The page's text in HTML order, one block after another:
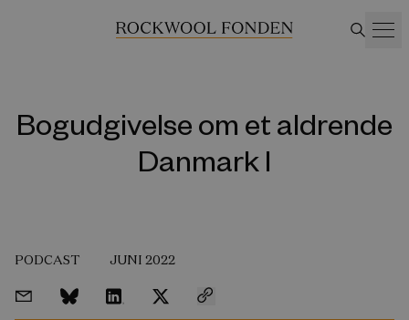
Bogudgivelse om et aldrende
Danmark I
PODCAST JUNI 2022